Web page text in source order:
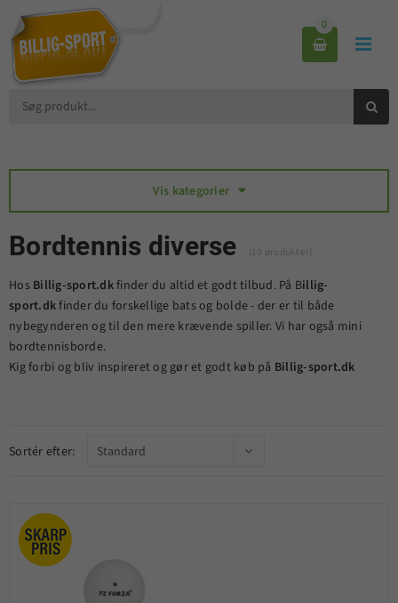


0

Vis kategorier 
Bordtennis diverse (10 produkter)
Hos Billig-sport.dkfinder du altid et godt tilbud. På Billig-
sport.dkfinder du forskellige bats og bolde - der er til både
nybegynderen og til den mere krævende spiller. Vi har også mini
bordtennisborde.
Kig forbi og bliv inspireret og gør et godt køb på Billig-sport.dk
Sortér efter: